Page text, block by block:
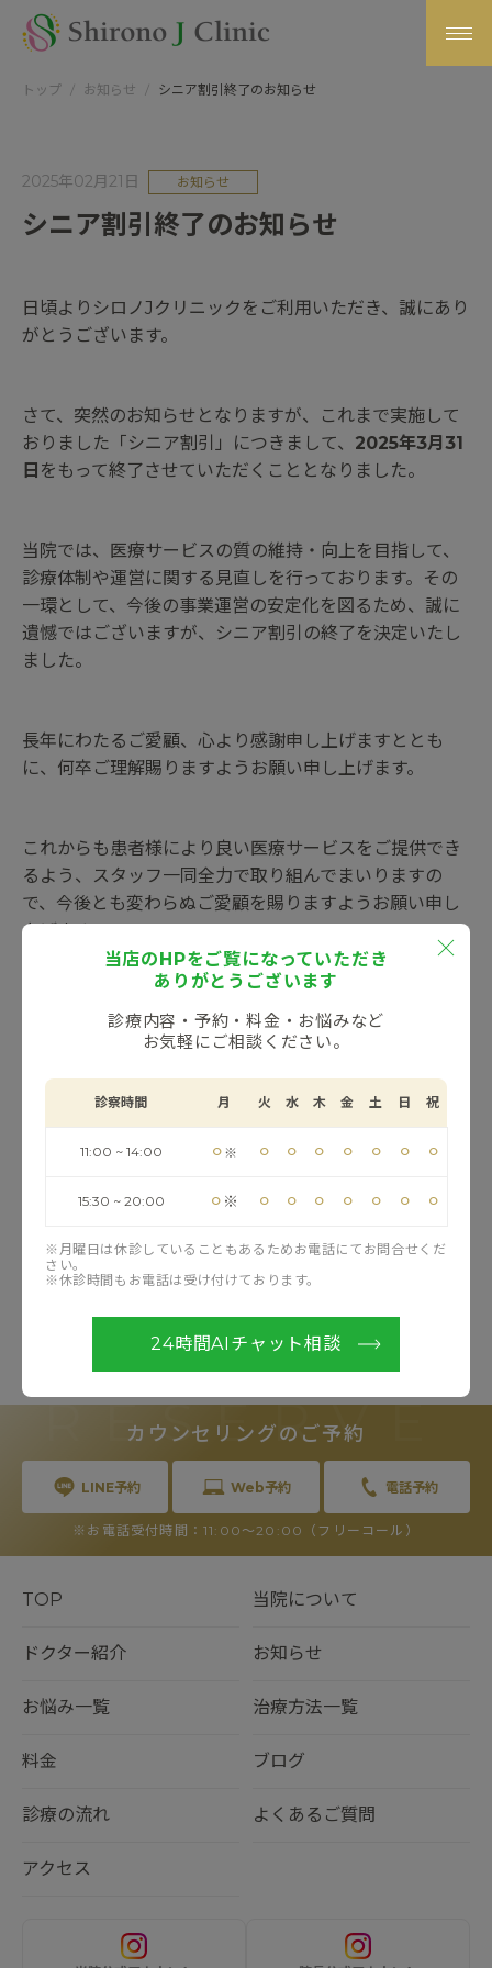
トップ お知らせ シニア割引終了のお知らせ
2025年02月21日 お知らせ
シニア割引終了のお知らせ
日頃よりシロノJクリニックをご利用いただき、誠にあり
がとうございます。
さて、突然のお知らせとなりますが、これまで実施して
おりました「シニア割引」につきまして、 2025年3月31
日 をもって終了させていただくこととなりました。
当院では、医療サービスの質の維持・向上を目指して、
診療体制や運営に関する見直しを行っております。その
一環として、今後の事業運営の安定化を図るため、誠に
遺憾ではございますが、シニア割引の終了を決定いたし
ました。
長年にわたるご愛顧、心より感謝申し上げますととも
に、何卒ご理解賜りますようお願い申し上げます。
これからも患者様により良い医療サービスをご提供でき
るよう、スタッフ一同全力で取り組んでまいりますの
で、今後とも変わらぬご愛顧を賜りますようお願い申し
上げます。
【変更内容】
・シニア割引終了日：2025年3月31日
で、予めご了承ください。
合わせください。
お知らせ一覧へ戻る
当店のHPをご覧になっていただき
ありがとうございます
診療内容・予約・料金・お悩みなど
お気軽にご相談ください。
診察時間 月 火 水 木 金 土 日 祝
11:00 ~ 14:00 ⚪︎ ※ ⚪︎ ⚪︎ ⚪︎ ⚪︎ ⚪︎ ⚪︎ ⚪︎
15:30 ~ 20:00 ⚪︎ ※ ⚪︎ ⚪︎ ⚪︎ ⚪︎ ⚪︎ ⚪︎ ⚪︎
※月曜日は休診していることもあるためお電話にてお問合せくだ
さい。
※休診時間もお電話は受け付けております。
24時間AIチャット相談
カウンセリングのご予約
RESERVE
LINE予約 Web予約 電話予約
※お電話受付時間：11:00〜20:00（フリーコール）
TOP 当院について
ドクター紹介 お知らせ
お悩み一覧 治療方法一覧
料金 ブログ
診療の流れ よくあるご質問
アクセス